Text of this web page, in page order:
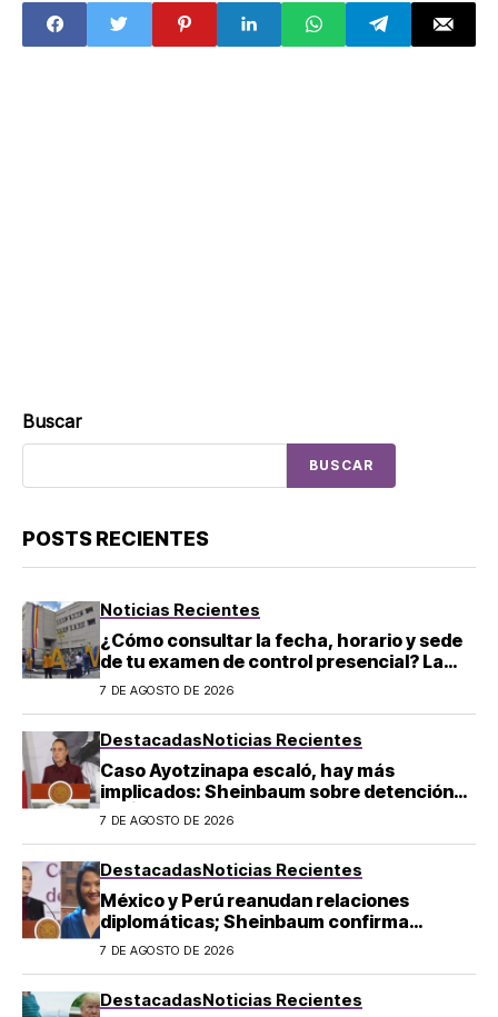
cuáles colonias
resultan
afectadas
Buscar
BUSCAR
POSTS RECIENTES
Noticias Recientes
¿Cómo consultar la fecha, horario y sede
de tu examen de control presencial? La
UNAM da pasos a seguir
7 DE AGOSTO DE 2026
DestacadasNoticias Recientes
Caso Ayotzinapa escaló, hay más
implicados: Sheinbaum sobre detención
de Ángel Aguirre
7 DE AGOSTO DE 2026
DestacadasNoticias Recientes
México y Perú reanudan relaciones
diplomáticas; Sheinbaum confirma
llegada de Betssy Chávez al país
7 DE AGOSTO DE 2026
DestacadasNoticias Recientes